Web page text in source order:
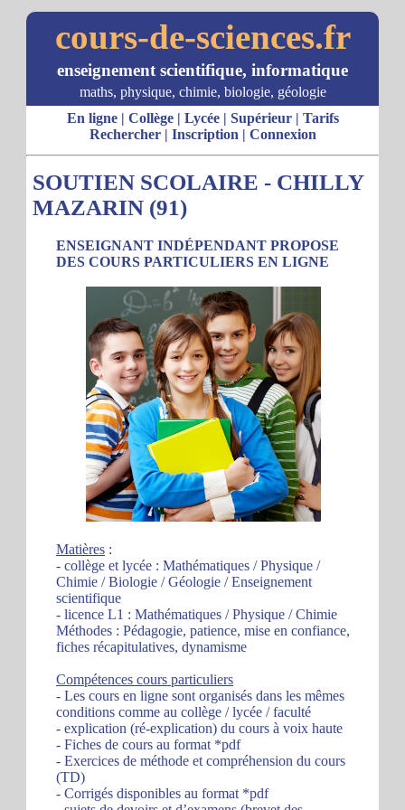
cours-de-sciences.fr
enseignement scientifique, informatique
maths, physique, chimie, biologie, géologie
En ligne| Collège| Lycée| Supérieur| Tarifs
Rechercher| Inscription | Connexion
SOUTIEN SCOLAIRE - CHILLY
MAZARIN (91)
ENSEIGNANT INDÉPENDANT PROPOSE
DES COURS PARTICULIERS EN LIGNE
Matières :
- collège et lycée : Mathématiques / Physique /
Chimie / Biologie / Géologie / Enseignement
scientifique
- licence L1 : Mathématiques / Physique / Chimie
Méthodes : Pédagogie, patience, mise en confiance,
fiches récapitulatives, dynamisme
Compétences cours particuliers
- Les cours en ligne sont organisés dans les mêmes
conditions comme au collège / lycée / faculté
- explication (ré-explication) du cours à voix haute
- Fiches de cours au format *pdf
- Exercices de méthode et compréhension du cours
(TD)
- Corrigés disponibles au format *pdf